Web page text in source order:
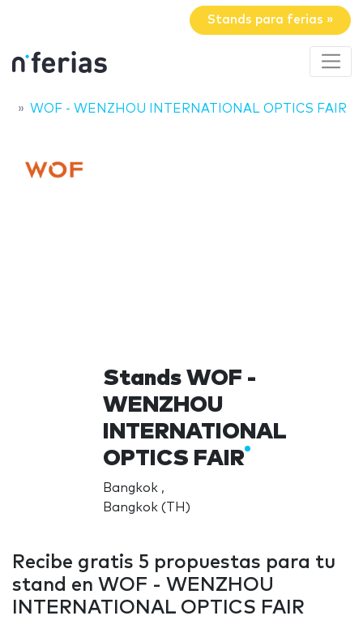
Stands para ferias »
WOF - WENZHOU INTERNATIONAL OPTICS FAIR
Stands WOF -
WENZHOU
INTERNATIONAL
OPTICS FAIR
Bangkok ,
Bangkok (TH)
Recibe gratis 5 propuestas para tu
stand en WOF - WENZHOU
INTERNATIONAL OPTICS FAIR